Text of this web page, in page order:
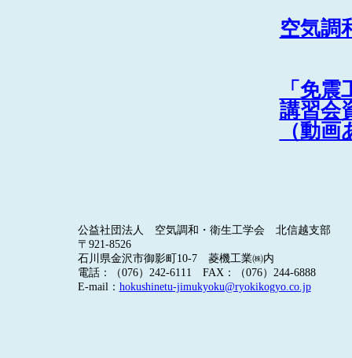
空気調
「免
講習会
（動
公益社団法人 空気調和・衛生工学会 北信越支部
〒 921-8526
石川県金沢市御影町 10-7菱機工業㈱内
電話：（076） 242-6111 FAX：（076） 244-6888
E-mail： hokushinetu-jimukyoku@ryokikogyo.co.jp